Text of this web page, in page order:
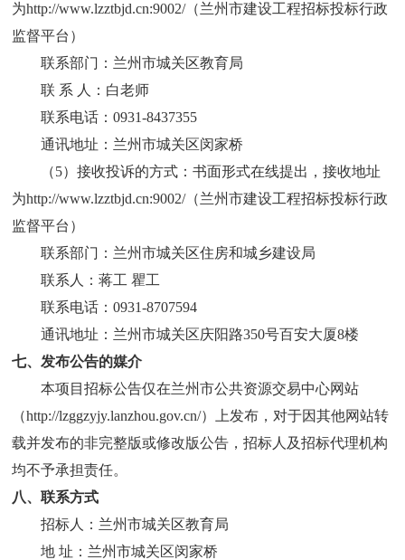
为http://www.lzztbjd.cn:9002/（兰州市建设工程招标投标行政
监督平台）
联系部门：兰州市城关区教育局
联 系 人：白老师
联系电话：0931-8437355
通讯地址：兰州市城关区闵家桥
（5）接收投诉的方式：书面形式在线提出，接收地址
为http://www.lzztbjd.cn:9002/（兰州市建设工程招标投标行政
监督平台）
联系部门：兰州市城关区住房和城乡建设局
联系人：蒋工 瞿工
联系电话：0931-8707594
通讯地址：兰州市城关区庆阳路350号百安大厦8楼
七、发布公告的媒介
本项目招标公告仅在兰州市公共资源交易中心网站
（http://lzggzyjy.lanzhou.gov.cn/）上发布，对于因其他网站转
载并发布的非完整版或修改版公告，招标人及招标代理机构
均不予承担责任。
八、联系方式
招标人：兰州市城关区教育局
地 址：兰州市城关区闵家桥